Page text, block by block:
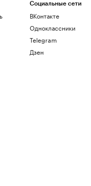
Социальные сети
ВКонтакте
Одноклассники
Telegram
Дзен